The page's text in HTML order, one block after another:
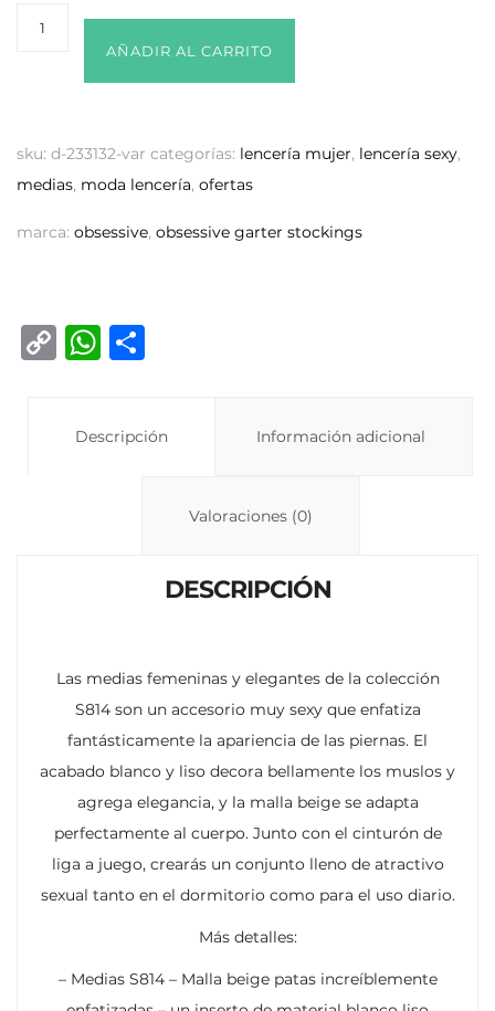
AÑADIR AL CARRITO
sku: d-233132-var categorías: lencería mujer, lencería sexy,
medias, moda lencería, ofertas
marca: obsessive, obsessive garter stockings
C
W
s
p
Descripción Información adicional
Valoraciones (0)
DESCRIPCIÓN
Las medias femeninas y elegantes de la colección
S814 son un accesorio muy sexy que enfatiza
fantásticamente la apariencia de las piernas. El
acabado blanco y liso decora bellamente los muslos y
agrega elegancia, y la malla beige se adapta
perfectamente al cuerpo. Junto con el cinturón de
liga a juego, crearás un conjunto lleno de atractivo
sexual tanto en el dormitorio como para el uso diario.
Más detalles:
– Medias S814 – Malla beige patas increíblemente